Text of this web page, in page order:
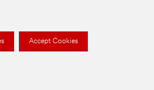
Accept Cookies